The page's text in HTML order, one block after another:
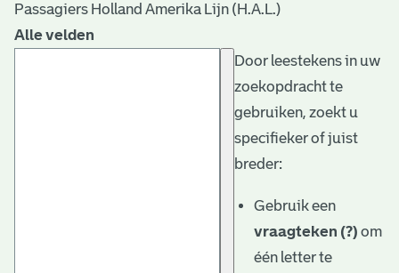
Passagiers Holland Amerika Lijn (H.A.L.)
Alle velden
Door leestekens in uw
zoekopdracht te
gebruiken, zoekt u
specifieker of juist
breder:
Gebruik een
vraagteken (?) om
één letter te